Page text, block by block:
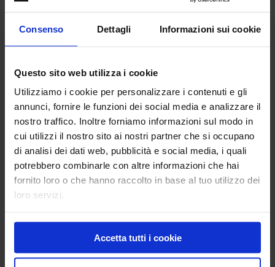
Consenso Dettagli Informazioni sui cookie
Questo sito web utilizza i cookie
Utilizziamo i cookie per personalizzare i contenuti e gli
annunci, fornire le funzioni dei social media e analizzare il
nostro traffico. Inoltre forniamo informazioni sul modo in
cui utilizzi il nostro sito ai nostri partner che si occupano
di analisi dei dati web, pubblicità e social media, i quali
potrebbero combinarle con altre informazioni che hai
fornito loro o che hanno raccolto in base al tuo utilizzo dei
loro servizi.
Accetta tutti i cookie